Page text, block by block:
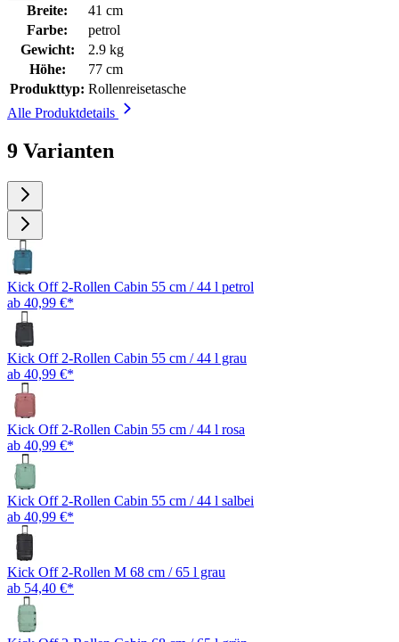
Breite:
41 cm
Farbe:
petrol
Gewicht:
2.9 kg
Höhe:
77 cm
Produkttyp: Rollenreisetasche
Alle Produktdetails
9 Varianten
Kick Off 2-Rollen Cabin 55 cm / 44 l petrol
ab 40,99 €*
Kick Off 2-Rollen Cabin 55 cm / 44 l grau
ab 40,99 €*
Kick Off 2-Rollen Cabin 55 cm / 44 l rosa
ab 40,99 €*
Kick Off 2-Rollen Cabin 55 cm / 44 l salbei
ab 40,99 €*
Kick Off 2-Rollen M 68 cm / 65 l grau
ab 54,40 €*